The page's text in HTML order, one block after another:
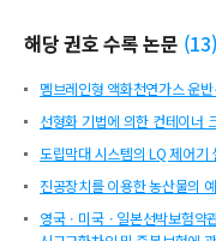
해당 권호 수록 논문 (13)
멤브레인형 액화천연가스 운
선형화 기법에 의한 컨테이너
도립막대 시스템의 LQ 제어기
진공장치를 이용한 농산물의
영국ㆍ미국ㆍ일본선박보험약